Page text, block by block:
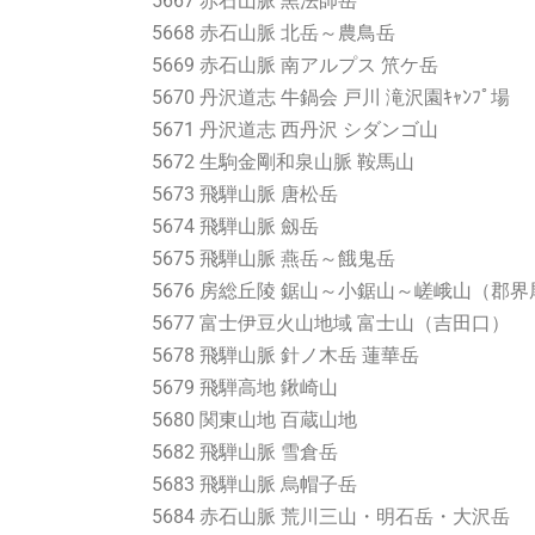
5668 赤石山脈 北岳～農鳥岳
5669 赤石山脈 南アルプス 笊ケ岳
5670 丹沢道志 牛鍋会 戸川 滝沢園ｷｬﾝﾌﾟ場
5671 丹沢道志 西丹沢 シダンゴ山
5672 生駒金剛和泉山脈 鞍馬山
5673 飛騨山脈 唐松岳
5674 飛騨山脈 劔岳
5675 飛騨山脈 燕岳～餓鬼岳
5676 房総丘陵 鋸山～小鋸山～嵯峨山（郡界
5677 富士伊豆火山地域 富士山（吉田口）
5678 飛騨山脈 針ノ木岳 蓮華岳
5679 飛騨高地 鍬崎山
5680 関東山地 百蔵山地
5682 飛騨山脈 雪倉岳
5683 飛騨山脈 烏帽子岳
5684 赤石山脈 荒川三山・明石岳・大沢岳